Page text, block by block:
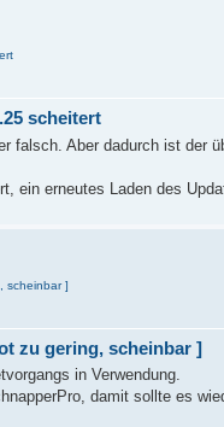
scheitert
falsch. Aber dadurch ist der
ein erneutes Laden des
scheinbar ]
zu gering, scheinbar ]
in Verwendung.
damit sollte es